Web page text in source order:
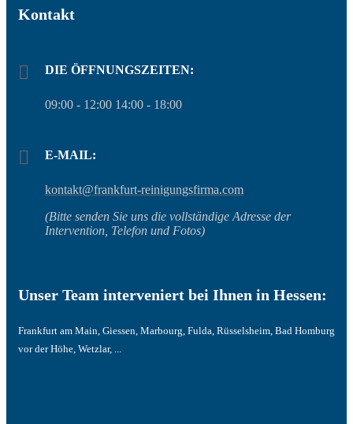
Kontakt
DIE ÖFFNUNGSZEITEN:
09:00 - 12:00 14:00 - 18:00
E-MAIL:
kontakt@frankfurt-reinigungsfirma.com
(Bitte senden Sie uns die vollständige Adresse der
Intervention, Telefon und Fotos)
Unser Team interveniert bei Ihnen in Hessen:
Frankfurt am Main, Giessen, Marbourg, Fulda, Rüsselsheim, Bad Homburg
vor der Höhe, Wetzlar, ...